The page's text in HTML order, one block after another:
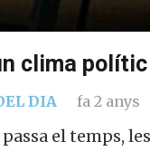
clima
DIA fa 2 anys
el temps,